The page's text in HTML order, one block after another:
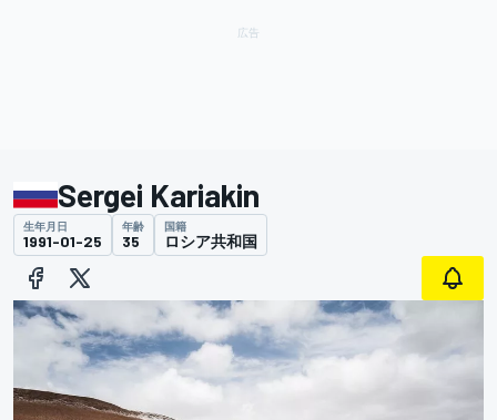
Sergei Kariakin
生年月日
1991-01-25
年齢
35
国籍
ロシア共和国